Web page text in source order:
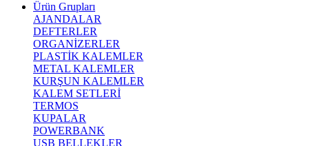
Ürün Grupları
AJANDALAR
DEFTERLER
ORGANİZERLER
PLASTİK KALEMLER
METAL KALEMLER
KURŞUN KALEMLER
KALEM SETLERİ
TERMOS
KUPALAR
POWERBANK
USB BELLEKLER